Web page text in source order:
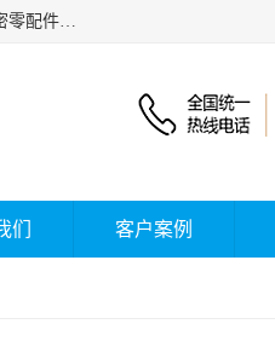
深圳市瑞通精密机械有限公司主要承接深圳精密零配件加工,非标零部配件加工,家具零配件加工,治具零配件加工,龙华精密零配件加工等各种各种精密机械加工，欢迎来来电咨询！
们 客户案例